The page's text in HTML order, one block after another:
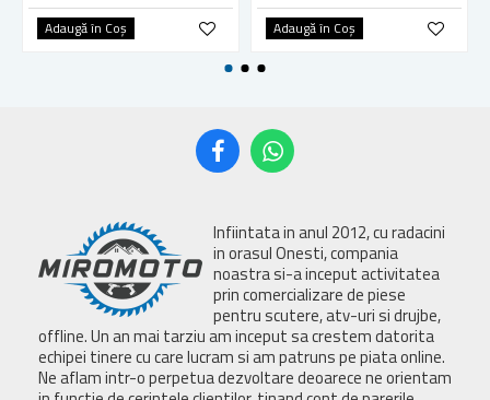
Adaugă în Coş Adaugă în Coş
Infiintata in anul 2012, cu radacini
in orasul Onesti, compania
noastra si-a inceput activitatea
prin comercializare de piese
pentru scutere, atv-uri si drujbe,
offline. Un an mai tarziu am inceput sa crestem datorita
echipei tinere cu care lucram si am patruns pe piata online.
Ne aflam intr-o perpetua dezvoltare deoarece ne orientam